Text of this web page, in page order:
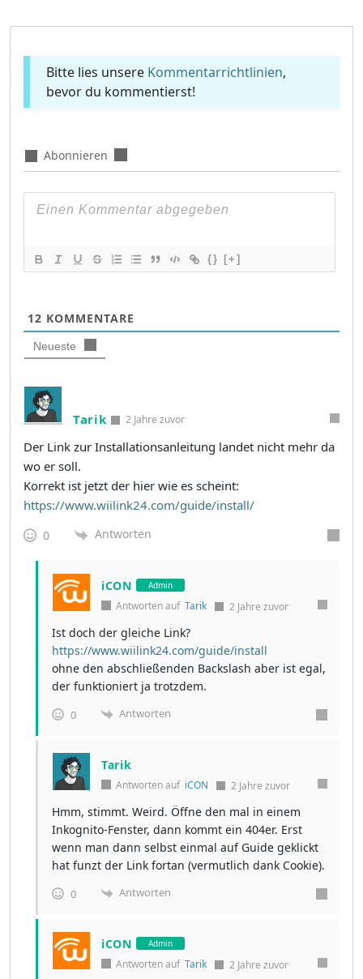
Bitte lies unsere Kommentarrichtlinien,
bevor du kommentierst!
Abonnieren
{} [+]
12 KOMMENTARE
Neueste
Tarik 2 Jahre zuvor
Der Link zur Installationsanleitung landet nicht mehr da
wo er soll.
Korrekt ist jetzt der hier wie es scheint:
https://www.wiilink24.com/guide/install/
0 Antworten
iCON Admin
Antworten auf Tarik 2 Jahre zuvor
Ist doch der gleiche Link?
https://www.wiilink24.com/guide/install
ohne den abschließenden Backslash aber ist egal,
der funktioniert ja trotzdem.
0 Antworten
Tarik
Antworten auf iCON 2 Jahre zuvor
Hmm, stimmt. Weird. Öffne den mal in einem
Inkognito-Fenster, dann kommt ein 404er. Erst
wenn man dann selbst einmal auf Guide geklickt
hat funzt der Link fortan (vermutlich dank Cookie).
0 Antworten
iCON Admin
Antworten auf Tarik 2 Jahre zuvor